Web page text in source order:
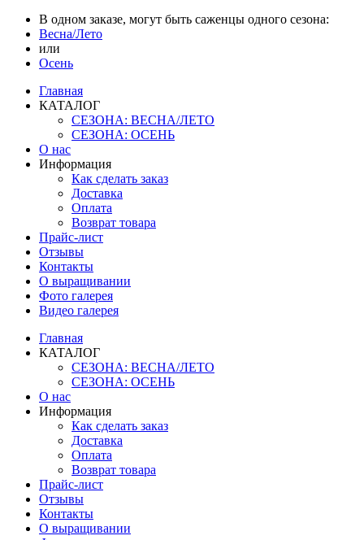
В одном заказе, могут быть саженцы одного сезона:
Весна/Лето
или
Осень
Главная
КАТАЛОГ
СЕЗОНА: ВЕСНА/ЛЕТО
СЕЗОНА: ОСЕНЬ
О нас
Информация
Как сделать заказ
Доставка
Оплата
Возврат товара
Прайс-лист
Отзывы
Контакты
О выращивании
Фото галерея
Видео галерея
Главная
КАТАЛОГ
СЕЗОНА: ВЕСНА/ЛЕТО
СЕЗОНА: ОСЕНЬ
О нас
Информация
Как сделать заказ
Доставка
Оплата
Возврат товара
Прайс-лист
Отзывы
Контакты
О выращивании